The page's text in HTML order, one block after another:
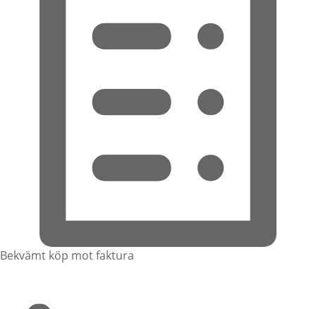
Bekvämt köp mot faktura